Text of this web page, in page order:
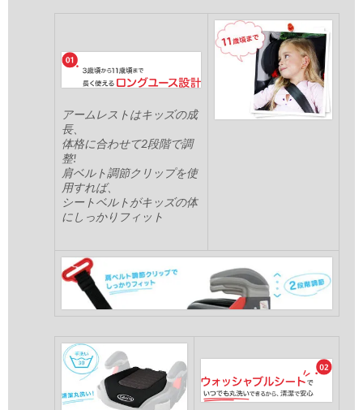
アームレストはキッズの成
長、
体格に合わせて2段階で調
整!
肩ベルト調節クリップを使
用すれば、
シートベルトがキッズの体
にしっかりフィット